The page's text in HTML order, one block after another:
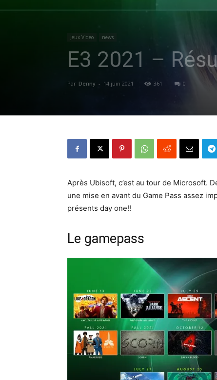
Jeux Video news
E3 2021 –
Par Denny - 14 juin 2021 361 0
Après Ubisoft, c’est au tour de Microsoft.
une mise en avant du Game Pass assez
présents day one!!
Le gamepass